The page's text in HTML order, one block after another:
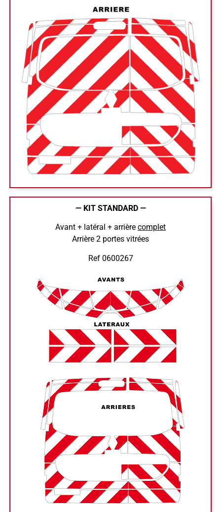
— KIT STANDARD —
Avant + latéral + arrière complet
Arrière 2 portes vitrées
Ref 0600267